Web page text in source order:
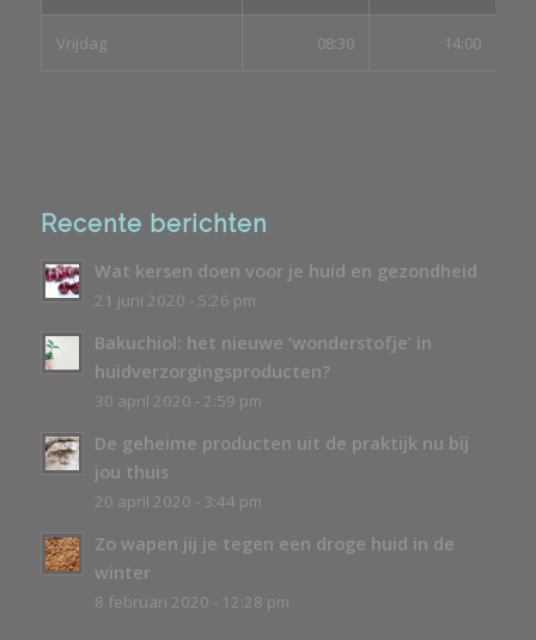
Vrijdag 08:30 14:00
Recente berichten
Wat kersen doen voor je huid en gezondheid
21 juni 2020 - 5:26 pm
Bakuchiol: het nieuwe ‘wonderstofje’ in
huidverzorgingsproducten?
30 april 2020 - 2:59 pm
De geheime producten uit de praktijk nu bij
jou thuis
20 april 2020 - 3:44 pm
Zo wapen jij je tegen een droge huid in de
winter
8 februari 2020 - 12:28 pm